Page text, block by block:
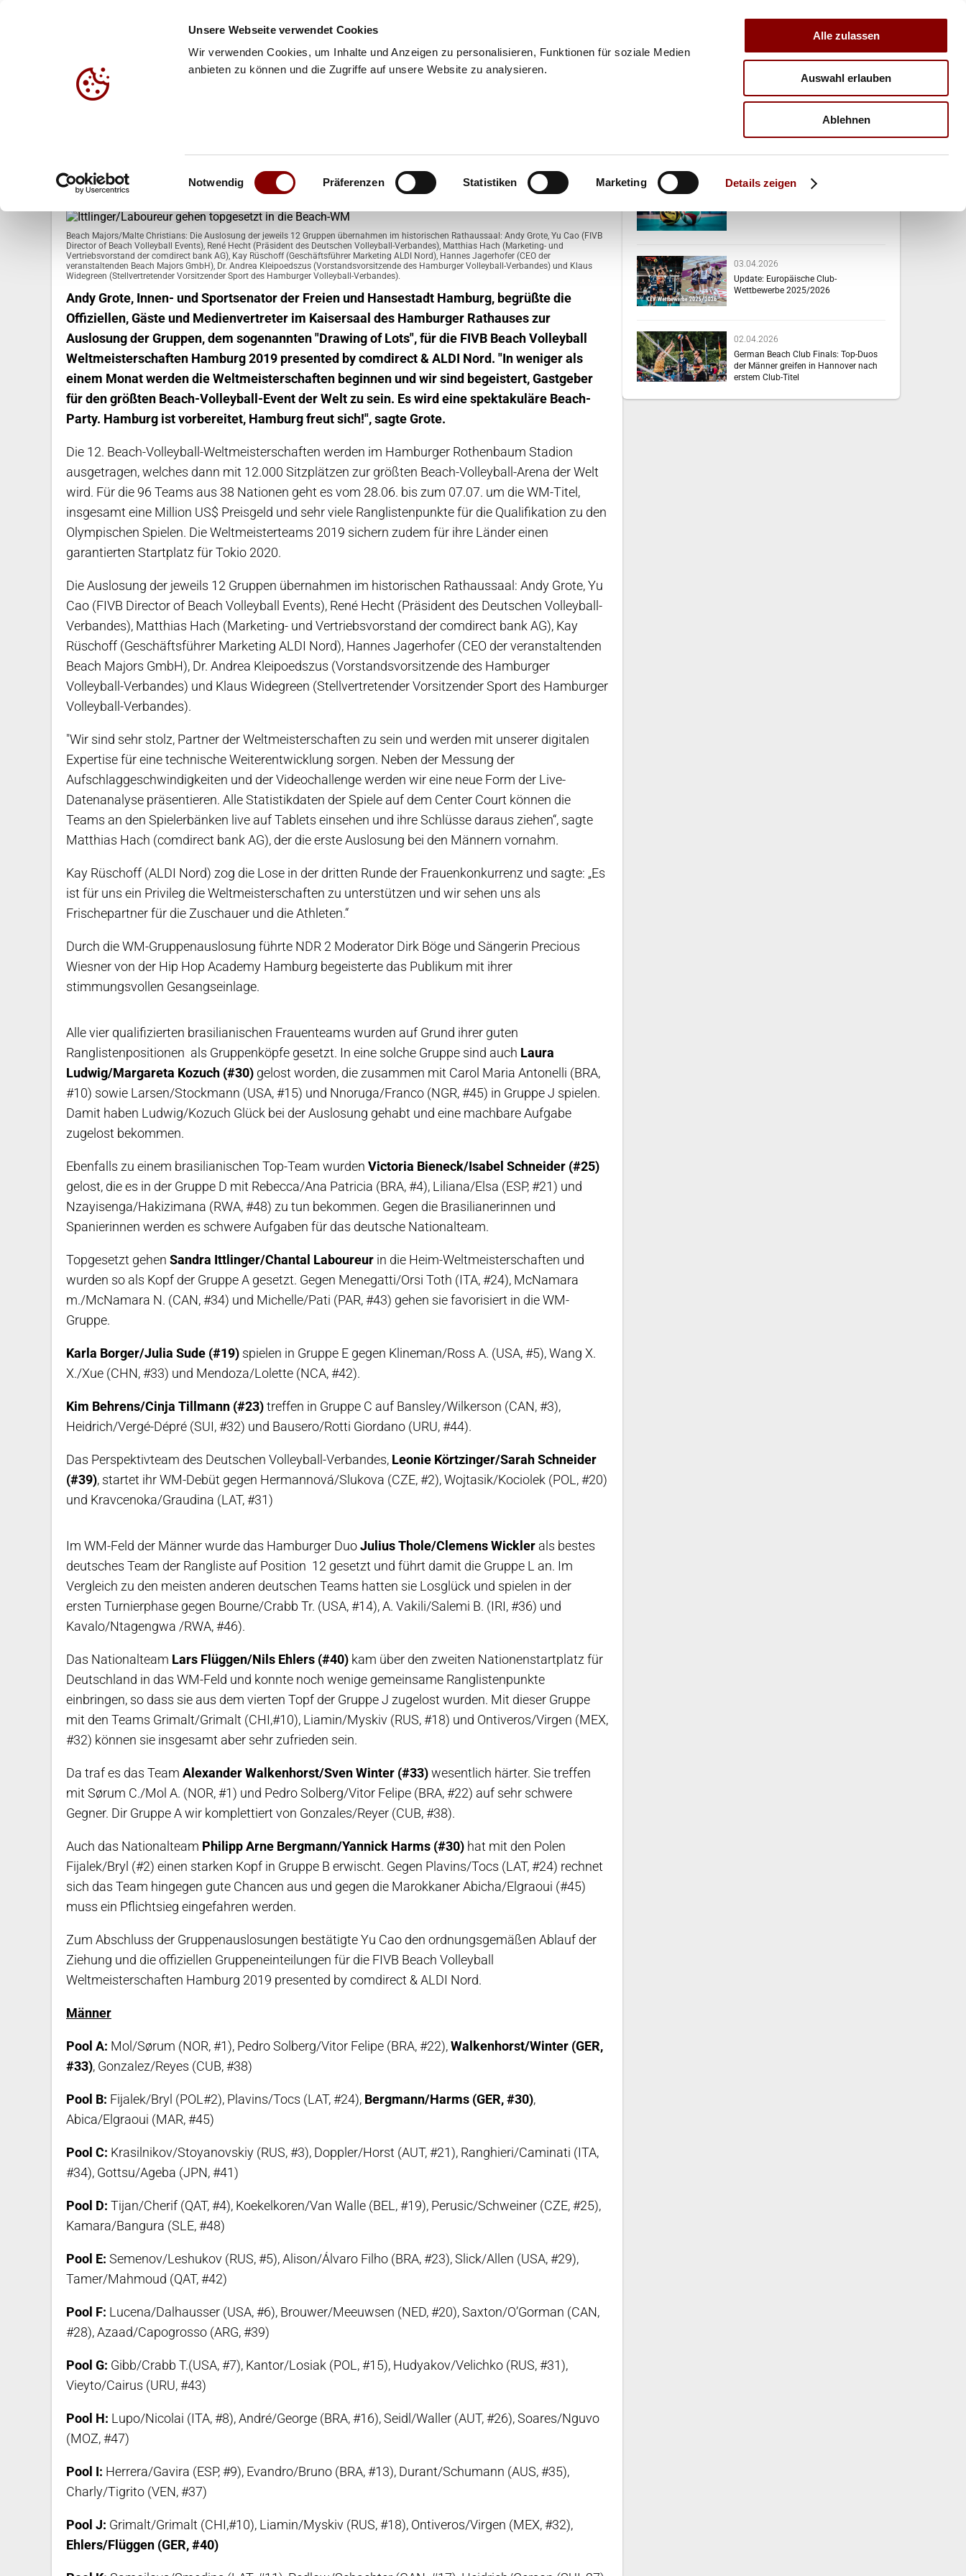
Unsere Webseite verwendet Cookies
Wir verwenden Cookies, um Inhalte und Anzeigen zu personalisieren, Funktionen für soziale Medien
anbieten zu können und die Zugriffe auf unsere Website zu analysieren.
Einwilligungsauswahl
Notwendig Präferenzen Statistiken Marketing Details zeigen
Alle zulassen
Auswahl erlauben
Ablehnen
VERBAND TRAINER
Ittlinger/Laboureur gehen topgesetzt in die Beach-WM
Beach Majors/Malte Christians: Die Auslosung der jeweils 12 Gruppen übernahmen im historischen Rathaussaal: Andy Grote, Yu Cao (FIVB
Director of Beach Volleyball Events), René Hecht (Präsident des Deutschen Volleyball-Verbandes), Matthias Hach (Marketing- und
Vertriebsvorstand der comdirect bank AG), Kay Rüschoff (Geschäftsführer Marketing ALDI Nord), Hannes Jagerhofer (CEO der
veranstaltenden Beach Majors GmbH), Dr. Andrea Kleipoedszus (Vorstandsvorsitzende des Hamburger Volleyball-Verbandes) und Klaus
Widegreen (Stellvertretender Vorsitzender Sport des Hamburger Volleyball-Verbandes).
Andy Grote, Innen- und Sportsenator der Freien und Hansestadt Hamburg, begrüßte die
Offiziellen, Gäste und Medienvertreter im Kaisersaal des Hamburger Rathauses zur
Auslosung der Gruppen, dem sogenannten "Drawing of Lots", für die FIVB Beach Volleyball
Weltmeisterschaften Hamburg 2019 presented by comdirect & ALDI Nord. "In weniger als
einem Monat werden die Weltmeisterschaften beginnen und wir sind begeistert, Gastgeber
für den größten Beach-Volleyball-Event der Welt zu sein. Es wird eine spektakuläre Beach-
Party. Hamburg ist vorbereitet, Hamburg freut sich!", sagte Grote.
Die 12. Beach-Volleyball-Weltmeisterschaften werden im Hamburger Rothenbaum Stadion
ausgetragen, welches dann mit 12.000 Sitzplätzen zur größten Beach-Volleyball-Arena der Welt
wird. Für die 96 Teams aus 38 Nationen geht es vom 28.06. bis zum 07.07. um die WM-Titel,
insgesamt eine Million US$ Preisgeld und sehr viele Ranglistenpunkte für die Qualifikation zu den
Olympischen Spielen. Die Weltmeisterteams 2019 sichern zudem für ihre Länder einen
garantierten Startplatz für Tokio 2020.
Die Auslosung der jeweils 12 Gruppen übernahmen im historischen Rathaussaal: Andy Grote, Yu
Cao (FIVB Director of Beach Volleyball Events), René Hecht (Präsident des Deutschen Volleyball-
Verbandes), Matthias Hach (Marketing- und Vertriebsvorstand der comdirect bank AG), Kay
Rüschoff (Geschäftsführer Marketing ALDI Nord), Hannes Jagerhofer (CEO der veranstaltenden
Beach Majors GmbH), Dr. Andrea Kleipoedszus (Vorstandsvorsitzende des Hamburger
Volleyball-Verbandes) und Klaus Widegreen (Stellvertretender Vorsitzender Sport des Hamburger
Volleyball-Verbandes).
"Wir sind sehr stolz, Partner der Weltmeisterschaften zu sein und werden mit unserer digitalen
Expertise für eine technische Weiterentwicklung sorgen. Neben der Messung der
Aufschlaggeschwindigkeiten und der Videochallenge werden wir eine neue Form der Live-
Datenanalyse präsentieren. Alle Statistikdaten der Spiele auf dem Center Court können die
Teams an den Spielerbänken live auf Tablets einsehen und ihre Schlüsse daraus ziehen“, sagte
Matthias Hach (comdirect bank AG), der die erste Auslosung bei den Männern vornahm.
Kay Rüschoff (ALDI Nord) zog die Lose in der dritten Runde der Frauenkonkurrenz und sagte: „Es
ist für uns ein Privileg die Weltmeisterschaften zu unterstützen und wir sehen uns als
Frischepartner für die Zuschauer und die Athleten.“
Durch die WM-Gruppenauslosung führte NDR 2 Moderator Dirk Böge und Sängerin Precious
Wiesner von der Hip Hop Academy Hamburg begeisterte das Publikum mit ihrer
stimmungsvollen Gesangseinlage.
Alle vier qualifizierten brasilianischen Frauenteams wurden auf Grund ihrer guten
Ranglistenpositionen als Gruppenköpfe gesetzt. In eine solche Gruppe sind auch Laura
Ludwig/Margareta Kozuch (#30) gelost worden, die zusammen mit Carol Maria Antonelli (BRA,
#10) sowie Larsen/Stockmann (USA, #15) und Nnoruga/Franco (NGR, #45) in Gruppe J spielen.
Damit haben Ludwig/Kozuch Glück bei der Auslosung gehabt und eine machbare Aufgabe
zugelost bekommen.
Ebenfalls zu einem brasilianischen Top-Team wurden Victoria Bieneck/Isabel Schneider (#25)
gelost, die es in der Gruppe D mit Rebecca/Ana Patricia (BRA, #4), Liliana/Elsa (ESP, #21) und
Nzayisenga/Hakizimana (RWA, #48) zu tun bekommen. Gegen die Brasilianerinnen und
Spanierinnen werden es schwere Aufgaben für das deutsche Nationalteam.
Topgesetzt gehen Sandra Ittlinger/Chantal Laboureur in die Heim-Weltmeisterschaften und
wurden so als Kopf der Gruppe A gesetzt. Gegen Menegatti/Orsi Toth (ITA, #24), McNamara
m./McNamara N. (CAN, #34) und Michelle/Pati (PAR, #43) gehen sie favorisiert in die WM-
Gruppe.
Karla Borger/Julia Sude (#19) spielen in Gruppe E gegen Klineman/Ross A. (USA, #5), Wang X.
X./Xue (CHN, #33) und Mendoza/Lolette (NCA, #42).
Kim Behrens/Cinja Tillmann (#23)treffen in Gruppe C auf Bansley/Wilkerson (CAN, #3),
Heidrich/Vergé-Dépré (SUI, #32) und Bausero/Rotti Giordano (URU, #44).
Das Perspektivteam des Deutschen Volleyball-Verbandes, Leonie Körtzinger/Sarah Schneider
(#39), startet ihr WM-Debüt gegen Hermannová/Slukova (CZE, #2), Wojtasik/Kociolek (POL, #20)
und Kravcenoka/Graudina (LAT, #31)
Im WM-Feld der Männer wurde das Hamburger DuoJulius Thole/Clemens Wickler als bestes
deutsches Team der Rangliste auf Position 12 gesetzt und führt damit die Gruppe L an. Im
Vergleich zu den meisten anderen deutschen Teams hatten sie Losglück und spielen in der
ersten Turnierphase gegen Bourne/Crabb Tr. (USA, #14), A. Vakili/Salemi B. (IRI, #36) und
Kavalo/Ntagengwa /RWA, #46).
Das Nationalteam Lars Flüggen/Nils Ehlers (#40) kam über den zweiten Nationenstartplatz für
Deutschland in das WM-Feld und konnte noch wenige gemeinsame Ranglistenpunkte
einbringen, so dass sie aus dem vierten Topf der Gruppe J zugelost wurden. Mit dieser Gruppe
mit den Teams Grimalt/Grimalt (CHI,#10), Liamin/Myskiv (RUS, #18) und Ontiveros/Virgen (MEX,
#32) können sie insgesamt aber sehr zufrieden sein.
Da traf es das Team Alexander Walkenhorst/Sven Winter (#33)wesentlich härter. Sie treffen
mit Sørum C./Mol A. (NOR, #1) und Pedro Solberg/Vitor Felipe (BRA, #22) auf sehr schwere
Gegner. Dir Gruppe A wir komplettiert von Gonzales/Reyer (CUB, #38).
Auch das Nationalteam Philipp Arne Bergmann/Yannick Harms (#30) hat mit den Polen
Fijalek/Bryl (#2) einen starken Kopf in Gruppe B erwischt. Gegen Plavins/Tocs (LAT, #24) rechnet
sich das Team hingegen gute Chancen aus und gegen die Marokkaner Abicha/Elgraoui (#45)
muss ein Pflichtsieg eingefahren werden.
Zum Abschluss der Gruppenauslosungen bestätigte Yu Cao den ordnungsgemäßen Ablauf der
Ziehung und die offiziellen Gruppeneinteilungen für die FIVB Beach Volleyball
Weltmeisterschaften Hamburg 2019 presented by comdirect & ALDI Nord.
Männer
Pool A: Mol/Sørum (NOR, #1), Pedro Solberg/Vitor Felipe (BRA, #22),Walkenhorst/Winter (GER,
#33), Gonzalez/Reyes (CUB, #38)
Pool B: Fijalek/Bryl (POL#2), Plavins/Tocs (LAT, #24), Bergmann/Harms (GER, #30),
Abica/Elgraoui (MAR, #45)
Pool C: Krasilnikov/Stoyanovskiy (RUS, #3), Doppler/Horst (AUT, #21), Ranghieri/Caminati (ITA,
#34), Gottsu/Ageba (JPN, #41)
Pool D: Tijan/Cherif (QAT, #4), Koekelkoren/Van Walle (BEL, #19), Perusic/Schweiner (CZE, #25),
Kamara/Bangura (SLE, #48)
Pool E: Semenov/Leshukov (RUS, #5), Alison/Álvaro Filho (BRA, #23), Slick/Allen (USA, #29),
Tamer/Mahmoud (QAT, #42)
Pool F: Lucena/Dalhausser (USA, #6), Brouwer/Meeuwsen (NED, #20), Saxton/O’Gorman (CAN,
#28), Azaad/Capogrosso (ARG, #39)
Pool G: Gibb/Crabb T.(USA, #7), Kantor/Losiak (POL, #15), Hudyakov/Velichko (RUS, #31),
Vieyto/Cairus (URU, #43)
Pool H: Lupo/Nicolai (ITA, #8), André/George (BRA, #16), Seidl/Waller (AUT, #26), Soares/Nguvo
(MOZ, #47)
Pool I: Herrera/Gavira (ESP, #9), Evandro/Bruno (BRA, #13), Durant/Schumann (AUS, #35),
Charly/Tigrito (VEN, #37)
Pool J: Grimalt/Grimalt (CHI,#10), Liamin/Myskiv (RUS, #18), Ontiveros/Virgen (MEX, #32),
Ehlers/Flüggen (GER, #40)
07.04.2026
03.04.2026
Update: Europäische Club-
Wettbewerbe 2025/2026
02.04.2026
German Beach Club Finals: Top-Duos
der Männer greifen in Hannover nach
erstem Club-Titel